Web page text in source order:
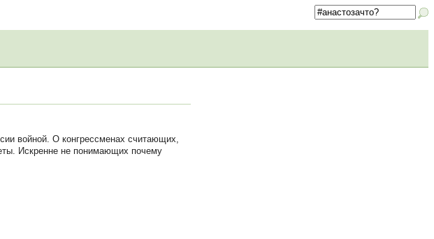
войной. О конгрессменах считающих,
Искренне не понимающих почему